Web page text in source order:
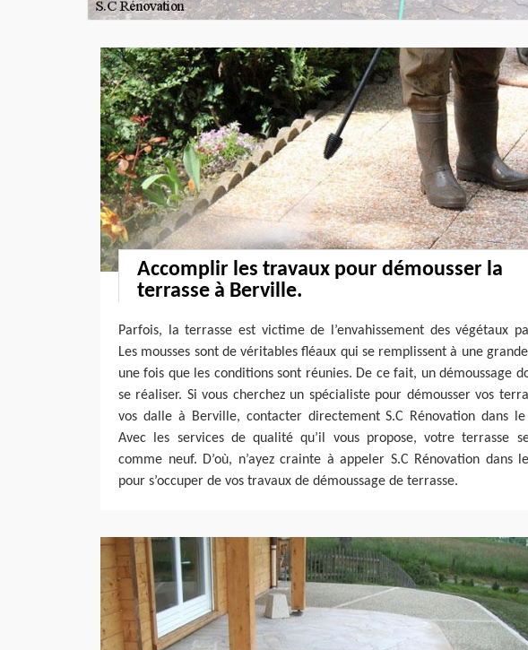
Accomplir les travaux pour démousser la
terrasse à Berville.
Parfois, la terrasse est victime de l’envahissement des végétaux
Les mousses sont de véritables fléaux qui se remplissent à une
une fois que les conditions sont réunies. De ce fait, un démoussage
se réaliser. Si vous cherchez un spécialiste pour démousser vos
vos dalle à Berville, contacter directement S.C Rénovation dans le
Avec les services de qualité qu’il vous propose, votre terrasse
comme neuf. D’où, n’ayez crainte à appeler S.C Rénovation dans
pour s’occuper de vos travaux de démoussage de terrasse.